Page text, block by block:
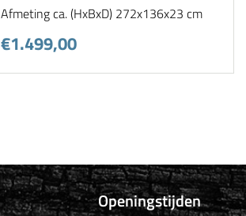
Afmeting ca. (HxBxD) 272x136x23 cm
€1.499,00
Openingstijden